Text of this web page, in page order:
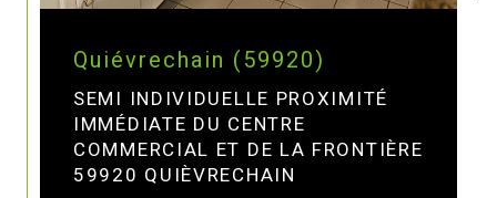
Quiévrechain (59920)
SEMI INDIVIDUELLE PROXIMITÉ
IMMÉDIATE DU CENTRE
COMMERCIAL ET DE LA FRONTIÈRE
59920 QUIÈVRECHAIN